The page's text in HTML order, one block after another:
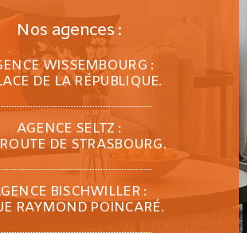
Nos agences :
WISSEMBOURG :
DE LA RÉPUBLIQUE.
AGENCE SELTZ :
DE STRASBOURG.
BISCHWILLER :
RAYMOND POINCARÉ.